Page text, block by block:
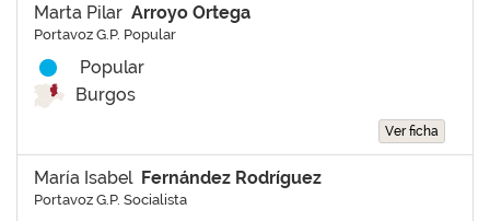
Marta Pilar Arroyo Ortega
Portavoz G.P. Popular
Popular
Burgos
Ver ficha
María Isabel Fernández Rodríguez
Portavoz G.P. Socialista